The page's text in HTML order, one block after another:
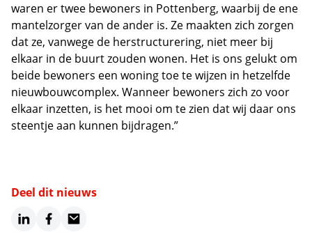
waren er twee bewoners in Pottenberg, waarbij de ene
mantelzorger van de ander is. Ze maakten zich zorgen
dat ze, vanwege de herstructurering, niet meer bij
elkaar in de buurt zouden wonen. Het is ons gelukt om
beide bewoners een woning toe te wijzen in hetzelfde
nieuwbouwcomplex. Wanneer bewoners zich zo voor
elkaar inzetten, is het mooi om te zien dat wij daar ons
steentje aan kunnen bijdragen.”
Deel dit nieuws
LinkedInFacebook
Email